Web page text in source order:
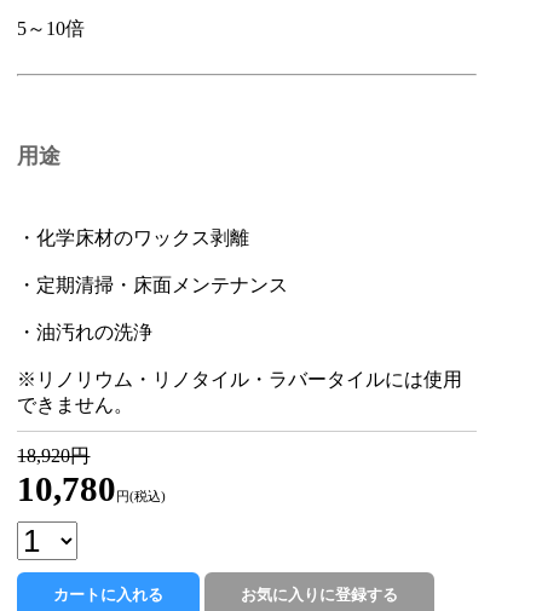
5～10倍
用途
・化学床材のワックス剥離
・定期清掃・床面メンテナンス
・油汚れの洗浄
※リノリウム・リノタイル・ラバータイルには使用
できません。
18,920円
10,780 円(税込)